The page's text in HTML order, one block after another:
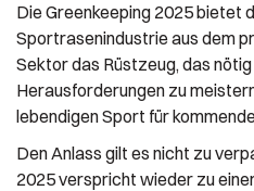
Die Greenkeeping 2025 bietet
Sportrasenindustrie aus dem
Sektor das Rüstzeug, das nötig
Herausforderungen zu
lebendigen Sport für
Den Anlass gilt es nicht zu
2025 verspricht wieder zu